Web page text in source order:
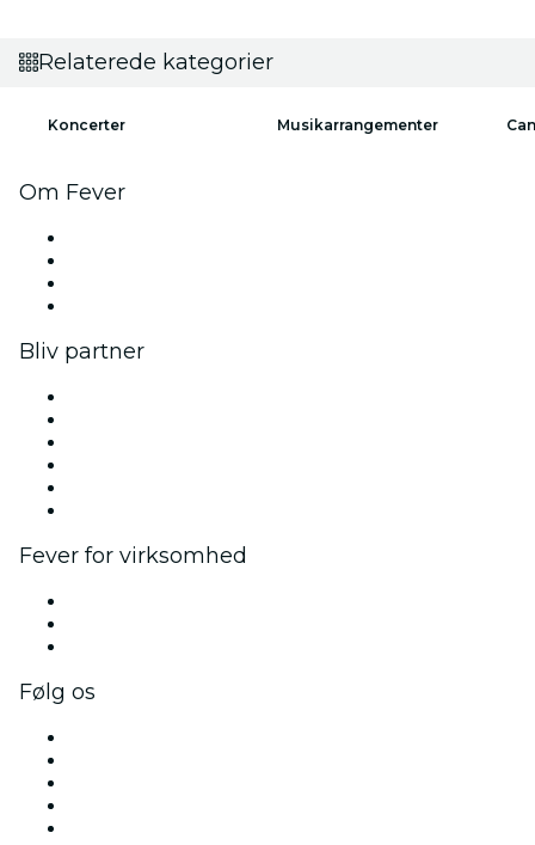
Relaterede kategorier
Koncerter Musikarrangementer
Om Fever
Bliv partner
Fever for virksomhed
Følg os